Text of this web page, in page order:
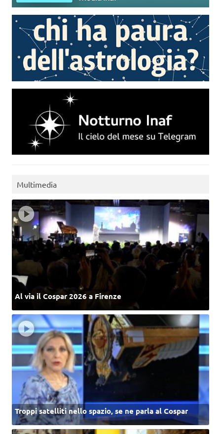
Multimedia
Al via il Cospar 2026 a Firenze
Troppi satelliti nello spazio, se ne parla al Cospar